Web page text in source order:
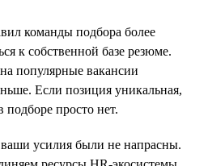
команды подбора более
к собственной базе резюме.
популярные вакансии
Если позиция уникальная,
просто нет.
усилия были не напрасны.